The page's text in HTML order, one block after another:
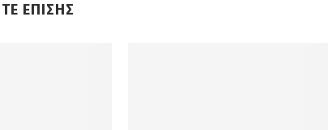
ΕΠΙΣΗΣ